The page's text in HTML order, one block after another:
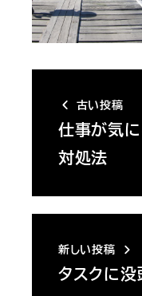
古い投稿
仕事が気
対処法
新しい投稿
タスクに